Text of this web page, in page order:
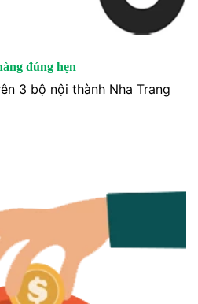
đúng hẹn
3 bộ nội thành Nha Trang